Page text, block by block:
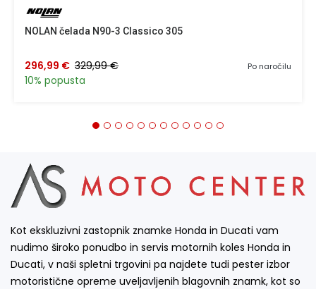
NOLAN čelada N90-3 Classico 305
Po naročilu
296,99 € 329,99 €
10% popusta
Kot ekskluzivni zastopnik znamke Honda in Ducati vam
nudimo široko ponudbo in servis motornih koles Honda in
Ducati, v naši spletni trgovini pa najdete tudi pester izbor
motoristične opreme uveljavljenih blagovnih znamk, kot so